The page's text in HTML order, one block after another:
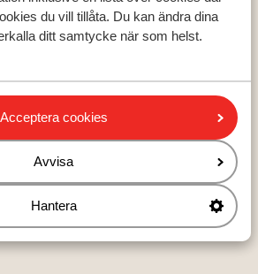
du vill tillåta. Du kan ändra dina
ditt samtycke när som helst.
Acceptera cookies
Avvisa
Hantera
regioner
Kreta
Turkiets sydkust
Populära städer
Alanya